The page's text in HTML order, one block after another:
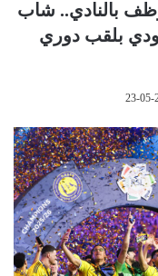
بالنادي.. شاب
بلقب دوري